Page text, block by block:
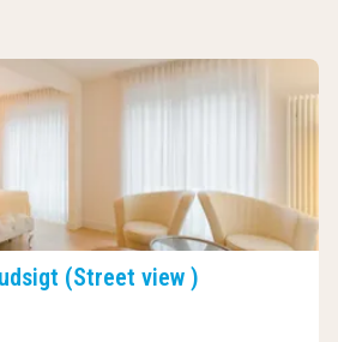
(Street view )